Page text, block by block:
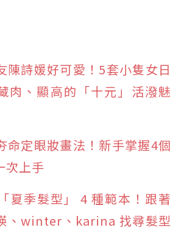
陳詩媛好可愛！5套小隻女日
肉、顯高的「十元」活潑魅
命定眼妝畫法！新手掌握4個
次上手
夏季髮型」 4 種範本！跟著
、winter、karina 找尋髮型